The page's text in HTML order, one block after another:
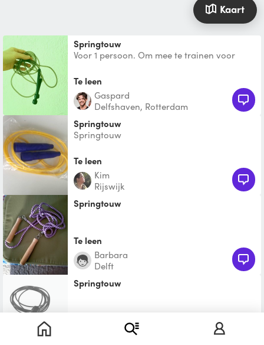
Kaart
springtouw
Voor 1 persoon. Om mee te trainen voor
Te leen
Gaspard
Delfshaven, Rotterdam
springtouw
Springtouw
Te leen
Kim
Rijswijk
Springtouw
Te leen
Barbara
Delft
Springtouw